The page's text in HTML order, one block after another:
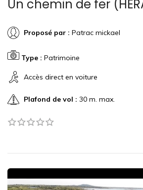
Un chemin de fer
Proposé par : Patrac mickael
Type : Patrimoine
Accès direct en voiture
Plafond de vol : 30 m. max.